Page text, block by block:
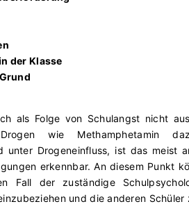
der Klasse
als Folge von Schulangst nicht
wie Methamphetamin
unter Drogeneinfluss, ist das meist
erkennbar. An diesem Punkt
Fall der zuständige
und die anderen Schüler